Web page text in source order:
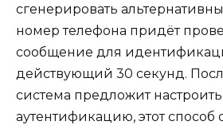
сгенерировать
номер телефона придёт
сообщение для
действующий 30 секунд.
система предложит
аутентификацию, этот способ